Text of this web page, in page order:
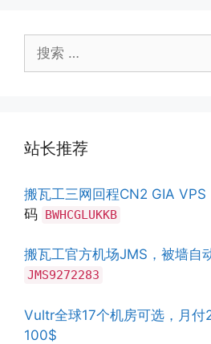
索：
站长推荐
搬瓦工三网回程CN2 GIA VPS
码 BWHCGLUKKB
搬瓦工官方机场JMS，被墙自
JMS9272283
Vultr全球17个机房可选，月付
100$